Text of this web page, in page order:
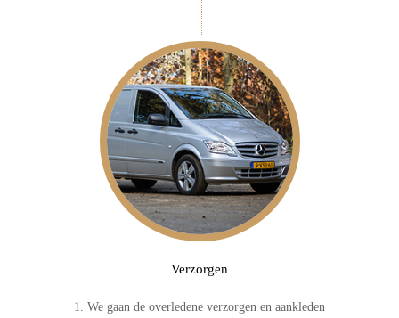
Verzorgen
1. We gaan de overledene verzorgen en aankleden